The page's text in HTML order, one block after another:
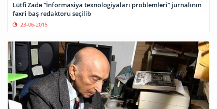
Lütfi Zadə “İnformasiya texnologiyaları problemləri” jurnalının
fəxri baş redaktoru seçilib
23-06-2015